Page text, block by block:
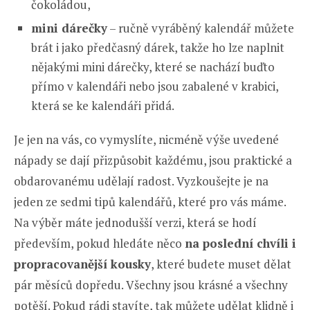
čokoládou,
mini dárečky– ručně vyráběný kalendář můžete
brát i jako předčasný dárek, takže ho lze naplnit
nějakými mini dárečky, které se nachází buďto
přímo v kalendáři nebo jsou zabalené v krabici,
která se ke kalendáři přidá.
Je jen na vás, co vymyslíte, nicméně výše uvedené
nápady se dají přizpůsobit každému, jsou praktické a
obdarovanému udělají radost. Vyzkoušejte je na
jeden ze sedmi tipů kalendářů, které pro vás máme.
Na výběr máte jednodušší verzi, která se hodí
především, pokud hledáte něco na poslední chvíli i
propracovanější kousky, které budete muset dělat
pár měsíců dopředu. Všechny jsou krásné a všechny
potěší. Pokud rádi stavíte, tak můžete udělat klidně i